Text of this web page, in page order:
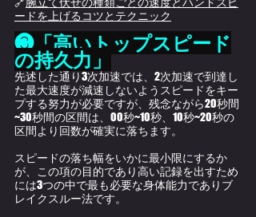
ードを上げるコツとテクニック
❸「高いトップスピード
の持久力」
先述した通り3次加速では、2次加速で到達し
た最大速度が減速しないようスピードをキー
プする努力が必要ですが、残念ながら20秒間
~30秒間の区間は、 00秒~10秒、10秒~20秒の
区間より回数が確実に落ちます。
スピードの落ち幅をいかに最小限にするか
が、この項の目的であり高い記録を出すため
には3つの中で最も必要な身体能力でありブ
レイクスルー法です。